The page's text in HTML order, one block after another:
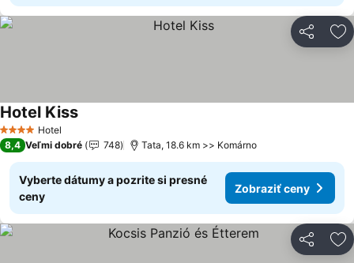
Zdieľať
4 Počet hviezdičiek
Hotel
Hotel KissZobraziť ceny
8,4 Veľmi dobré 748 Tata, 18.6 km >> Komárno
Vyberte dátumy a pozrite si presné
ceny
Zobraziť ceny
Zdieľať